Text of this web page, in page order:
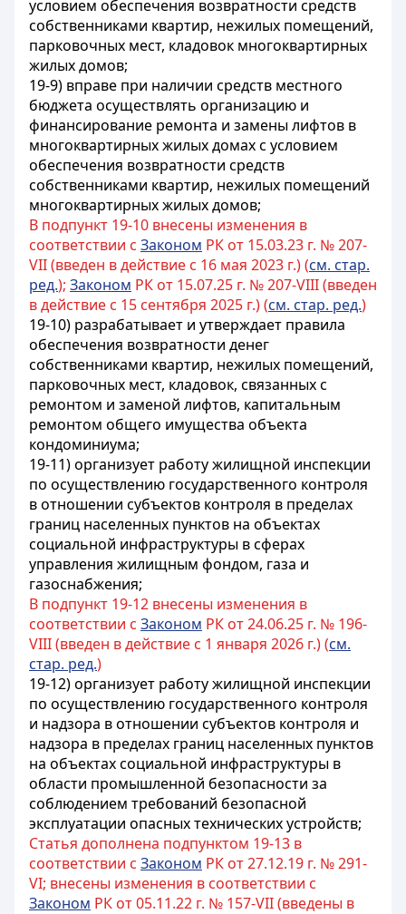
условием обеспечения возвратности средств
собственниками квартир, нежилых помещений,
парковочных мест, кладовок многоквартирных
жилых домов;
19-9) вправе при наличии средств местного
бюджета осуществлять организацию и
финансирование ремонта и замены лифтов в
многоквартирных жилых домах с условием
обеспечения возвратности средств
собственниками квартир, нежилых помещений
многоквартирных жилых домов;
В подпункт 19-10 внесены изменения в
соответствии с Законом РК от 15.03.23 г. № 207-
VII (введен в действие с 16 мая 2023 г.) (см. стар.
ред.); Законом РК от 15.07.25 г. № 207-VIII (введен
в действие с 15 сентября 2025 г.) (см. стар. ред.)
19-10) разрабатывает и утверждает правила
обеспечения возвратности денег
собственниками квартир, нежилых помещений,
парковочных мест, кладовок, связанных с
ремонтом и заменой лифтов, капитальным
ремонтом общего имущества объекта
кондоминиума;
19-11) организует работу жилищной инспекции
по осуществлению государственного контроля
в отношении субъектов контроля в пределах
границ населенных пунктов на объектах
социальной инфраструктуры в сферах
управления жилищным фондом, газа и
газоснабжения;
В подпункт 19-12 внесены изменения в
соответствии с Законом РК от 24.06.25 г. № 196-
VIII (введен в действие с 1 января 2026 г.) (см.
стар. ред.)
19-12) организует работу жилищной инспекции
по осуществлению государственного контроля
и надзора в отношении субъектов контроля и
надзора в пределах границ населенных пунктов
на объектах социальной инфраструктуры в
области промышленной безопасности за
соблюдением требований безопасной
эксплуатации опасных технических устройств;
Статья дополнена подпунктом 19-13 в
соответствии с Законом РК от 27.12.19 г. № 291-
VI; внесены изменения в соответствии с
Законом РК от 05.11.22 г. № 157-VII (введены в